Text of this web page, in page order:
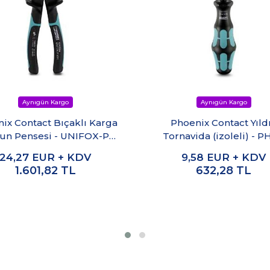
Contact Bıçaklı Karga
Pensesi - UNIFOX-P
24,27 EUR + KDV
1.601,82 TL
Phoenix Contact
Tornavida (izoleli) -
9,58 EUR + KDV
632,28 TL